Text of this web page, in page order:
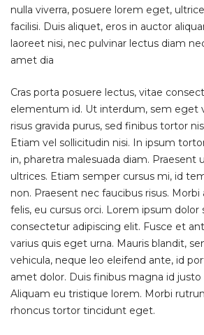
nulla viverra, posuere lorem eget,
facilisi. Duis aliquet, eros in auctor
laoreet nisi, nec pulvinar lectus diam
amet dia
Cras porta posuere lectus, vitae
elementum id. Ut interdum, sem eget
risus gravida purus, sed finibus tortor
Etiam vel sollicitudin nisi. In ipsum
in, pharetra malesuada diam. Praesent
ultrices. Etiam semper cursus mi, id
non. Praesent nec faucibus risus.
felis, eu cursus orci. Lorem ipsum dolor
consectetur adipiscing elit. Fusce et
varius quis eget urna. Mauris blandit,
vehicula, neque leo eleifend ante, id
amet dolor. Duis finibus magna id
Aliquam eu tristique lorem. Morbi
rhoncus tortor tincidunt eget.